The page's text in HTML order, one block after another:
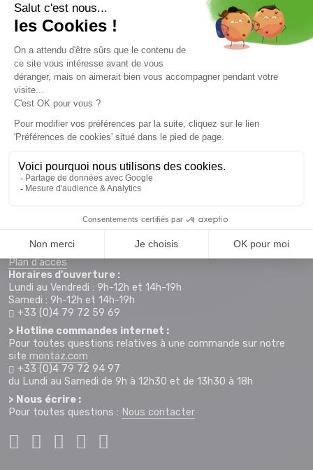
Envie de profiter des promotions avant tout le monde. Alors
n'attendez plus !
> Magasin MONTAZ SPORTS La Ravoire :
73490 La Ravoire
Plan d'accès
Horaires d'ouverture :
Lundi au Vendredi : 9h-12h et 14h-19h
Samedi : 9h-12h et 14h-19h
+33 (0)4 79 72 59 69
> Hotline commandes internet :
Pour toutes questions relatives à une commande sur notre
site montaz.com
+33 (0)4 79 72 94 97
du Lundi au Samedi de 9h à 12h30 et de 13h30 à 18h
> Nous écrire :
Pour toutes questions : Nous contacter